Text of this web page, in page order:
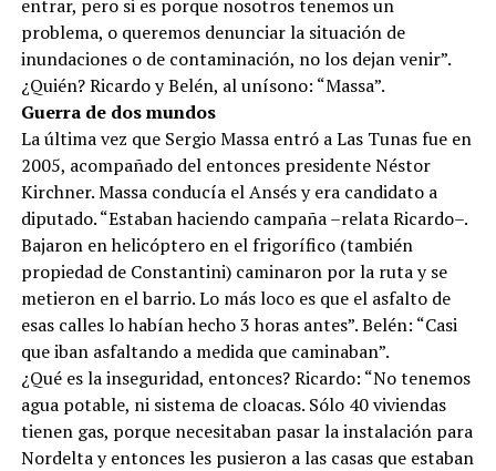
entrar, pero si es porque nosotros tenemos un
problema, o queremos denunciar la situación de
inundaciones o de contaminación, no los dejan venir”.
¿Quién? Ricardo y Belén, al unísono: “Massa”.
Guerra de dos mundos
La última vez que Sergio Massa entró a Las Tunas fue en
2005, acompañado del entonces presidente Néstor
Kirchner. Massa conducía el Ansés y era candidato a
diputado. “Estaban haciendo campaña –relata Ricardo–.
Bajaron en helicóptero en el frigorífico (también
propiedad de Constantini) caminaron por la ruta y se
metieron en el barrio. Lo más loco es que el asfalto de
esas calles lo habían hecho 3 horas antes”. Belén: “Casi
que iban asfaltando a medida que caminaban”.
¿Qué es la inseguridad, entonces? Ricardo: “No tenemos
agua potable, ni sistema de cloacas. Sólo 40 viviendas
tienen gas, porque necesitaban pasar la instalación para
Nordelta y entonces les pusieron a las casas que estaban